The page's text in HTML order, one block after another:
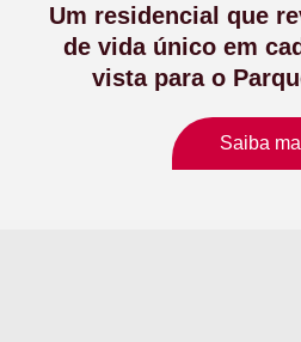
Um residencial que
de vida único em
vista para o
Saiba